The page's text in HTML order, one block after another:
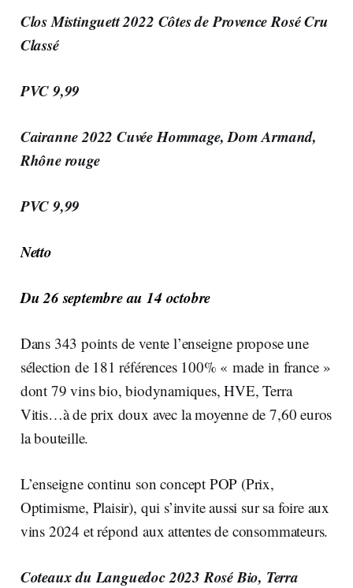
Clos Mistinguett 2022 Côtes de Provence Rosé Cru
Classé
PVC 9,99
Cairanne 2022 Cuvée Hommage, Dom Armand,
Rhône rouge
PVC 9,99
Netto
Du 26 septembre au 14 octobre
Dans 343 points de vente l’enseigne propose une
sélection de 181 références 100% « made in france »
dont 79 vins bio, biodynamiques, HVE, Terra
Vitis…à de prix doux avec la moyenne de 7,60 euros
la bouteille.
L’enseigne continu son concept POP (Prix,
Optimisme, Plaisir), qui s’invite aussi sur sa foire aux
vins 2024 et répond aux attentes de consommateurs.
Coteaux du Languedoc 2023 Rosé Bio, Terra